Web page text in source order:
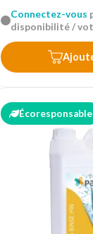
Connectez-vous
disponibilité /
Écoresponsable